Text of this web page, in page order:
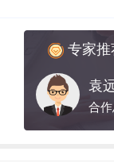
大的事情
改公司章
持股67%
合伙人拥
面形成一
目上面，
台公司也
方便进行
专家推
袁
合